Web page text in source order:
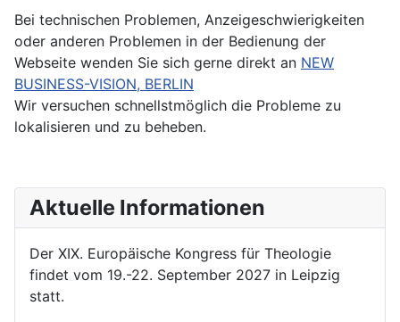
Bei technischen Problemen, Anzeigeschwierigkeiten
oder anderen Problemen in der Bedienung der
Webseite wenden Sie sich gerne direkt an NEW
BUSINESS-VISION, BERLIN
Wir versuchen schnellstmöglich die Probleme zu
lokalisieren und zu beheben.
Aktuelle Informationen
Der XIX. Europäische Kongress für Theologie
findet vom 19.-22. September 2027 in Leipzig
statt.